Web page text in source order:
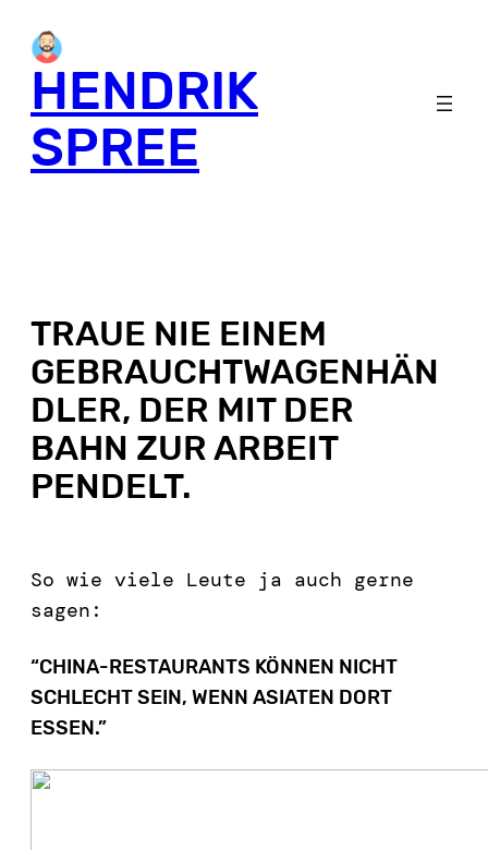
HENDRIK
SPREE
TRAUE NIE EINEM
GEBRAUCHTWAGENHÄN
DLER, DER MIT DER
BAHN ZUR ARBEIT
PENDELT.
So wie viele Leute ja auch gerne
sagen:
“CHINA-RESTAURANTS KÖNNEN NICHT
SCHLECHT SEIN, WENN ASIATEN DORT
ESSEN.”